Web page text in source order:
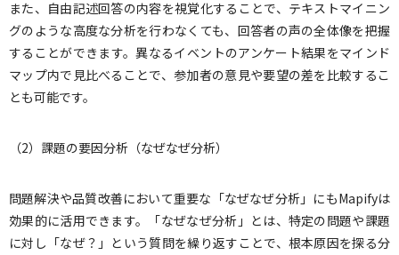
また、自由記述回答の内容を視覚化することで、テキストマイニン
グのような高度な分析を行わなくても、回答者の声の全体像を把握
することができます。異なるイベントのアンケート結果をマインド
マップ内で見比べることで、参加者の意見や要望の差を比較するこ
とも可能です。
（2）課題の要因分析（なぜなぜ分析）
問題解決や品質改善において重要な「なぜなぜ分析」にもMapifyは
効果的に活用できます。「なぜなぜ分析」とは、特定の問題や課題
に対し「なぜ？」という質問を繰り返すことで、根本原因を探る分